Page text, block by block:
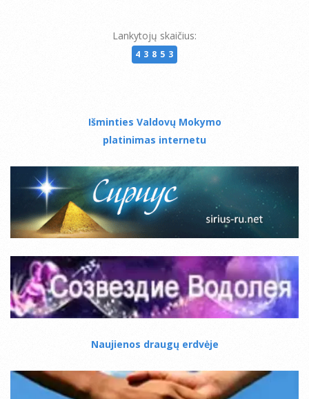
Lankytojų skaičius:
43853
Išminties Valdovų Mokymo
platinimas internetu
Naujienos draugų erdvėje